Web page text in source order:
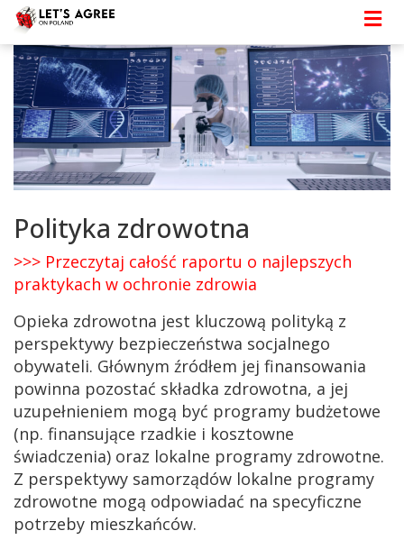
Strona główna > Polityka zdrowotna
Polityka zdrowotna
>>> Przeczytaj całość raportu o najlepszych
praktykach w ochronie zdrowia
Opieka zdrowotna jest kluczową polityką z
perspektywy bezpieczeństwa socjalnego
obywateli. Głównym źródłem jej finansowania
powinna pozostać składka zdrowotna, a jej
uzupełnieniem mogą być programy budżetowe
(np. finansujące rzadkie i kosztowne
świadczenia) oraz lokalne programy zdrowotne.
Z perspektywy samorządów lokalne programy
zdrowotne mogą odpowiadać na specyficzne
potrzeby mieszkańców.